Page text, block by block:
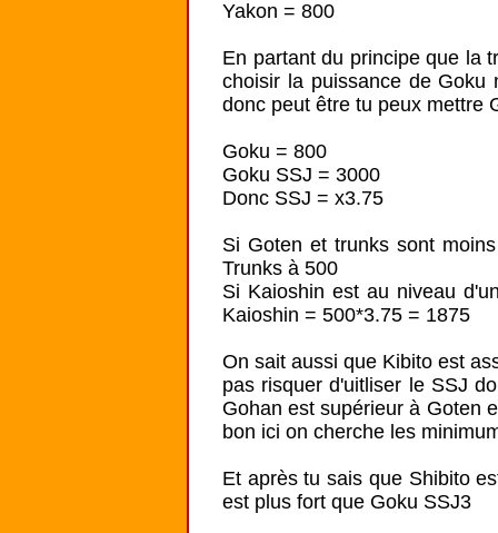
Yakon = 800
En partant du principe que la
choisir la puissance de Goku
donc peut être tu peux mettre
Goku = 800
Goku SSJ = 3000
Donc SSJ = x3.75
Si Goten et trunks sont
Trunks à 500
Si Kaioshin est au niveau
Kaioshin = 500*3.75 = 1875
On sait aussi que Kibito est
pas risquer d'uitliser le SSJ
Gohan est supérieur à Goten
bon ici on cherche les
Et après tu sais que Shibito
est plus fort que Goku SSJ3